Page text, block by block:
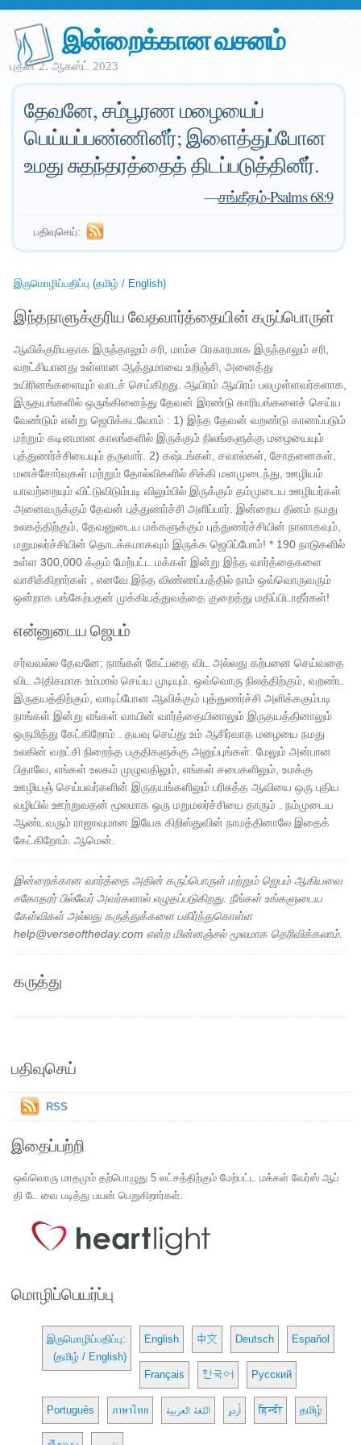
இன்றைக்கான வசனம்
புதன் 2. ஆகஸ்ட் 2023
தேவனே, சம்பூரண மழையைப்
பெய்யப்பண்ணினீர்; இளைத்துப்போன
உமது சுதந்தரத்தைத் திடப்படுத்தினீர்.
—சங்கீதம்-Psalms 68:9
பதிவுசெய்:
இருமொழிப்பதிப்பு (தமிழ் / English)
இந்தநாளுக்குரிய வேதவார்த்தையின் கருப்பொருள்
ஆவிக்குரியதாக இருந்தாலும் சரி, மாம்ச பிரகாரமாக இருந்தாலும் சரி,
வறட்சியானது உள்ளான ஆத்துமாவை உறிஞ்சி, அனைத்து
உயிரினங்களையும் வாடச் செய்கிறது. ஆயிரம் ஆயிரம் பலமுள்ளவர்களாக,
இருதயங்களில் ஒருங்கினைந்து தேவன் இரண்டு காரியங்களைச் செய்ய
வேண்டும் என்று ஜெபிக்கடவோம் : 1) இந்த தேவன் வறண்டு காணப்படும்
மற்றும் கடினமான காலங்களில் இருக்கும் நிலங்களுக்கு மழையையும்
புத்துணர்ச்சியையும் தருவார். 2) கஷ்டங்கள், சவால்கள், சோதனைகள்,
மனச்சோர்வுகள் மற்றும் தோல்விகளில் சிக்கி மனமுடைந்து, ஊழியம்
யாவற்றையும் விட்டுவிடும்படி விலும்பில் இருக்கும் தம்முடைய ஊழியர்கள்
அனைவருக்கும் தேவன் புத்துணர்ச்சி அளிப்பார். இன்றைய தினம் நமது
உலகத்திற்கும், தேவனுடைய மக்களுக்கும் புத்துணர்ச்சியின் நாளாகவும்,
மறுமலர்ச்சியின் தொடக்கமாகவும் இருக்க ஜெபிப்போம்! * 190 நாடுகளில்
உள்ள 300,000 க்கும் மேற்பட்ட மக்கள் இன்று இந்த வார்த்தைகளை
வாசிக்கிறார்கள் , எனவே இந்த விண்ணப்பத்தில் நாம் ஒவ்வொருவரும்
ஒன்றாக பங்கேற்பதன் முக்கியத்துவத்தை குறைத்து மதிப்பிடாதீர்கள்!
என்னுடைய ஜெபம்
சர்வவல்ல தேவனே; நாங்கள் கேட்பதை விட அல்லது கற்பனை செய்வதை
விட அதிகமாக உம்மால் செய்ய முடியும். ஒவ்வொரு நிலத்திற்கும், வறண்ட
இருதயத்திற்கும், வாடிப்போன ஆவிக்கும் புத்துணர்ச்சி அளிக்ககும்படி
நாங்கள் இன்று எங்கள் வாயின் வார்த்தையினாலும் இருதயத்தினாலும்
ஒருமித்து கேட்கிறோம் . தயவு செய்து உம் ஆசிர்வாத மழையை நமது
உலகின் வறட்சி நிறைந்த பகுதிகளுக்கு அனுப்புங்கள். மேலும் அன்பான
பிதாவே, எங்கள் உலகம் முழுவதிலும், எங்கள் சபைகளிலும், உமக்கு
ஊழியஞ் செய்பவர்களின் இருதயங்களிலும் பரிசுத்த ஆவியை ஒரு புதிய
வழியில் ஊற்றுவதன் மூலமாக ஒரு மறுமலர்ச்சியை தாரும் . நம்முடைய
ஆண்டவரும் ராஜாவுமான இயேசு கிறிஸ்துவின் நாமத்தினாலே இதைக்
கேட்கிறோம். ஆமென்.
இன்றைக்கான வார்த்தை அதின் கருப்பொருள் மற்றும் ஜெபம் ஆகியவை
சகோதரர் பில்வேர் அவர்களால் எழுதப்படுகிறது. நீங்கள் உங்களுடைய
கேள்விகள் அல்லது கருத்துக்களை பகிர்ந்துகொள்ள
help@verseoftheday.com என்ற மின்னஞ்சல் மூலமாக தெரிவிக்கலாம்.
கருத்து
பதிவுசெய்
RSS
இதைப்பற்றி
ஒவ்வொரு மாதமும் தற்பொழுது 5 லட்சத்திற்கும் மேற்பட்ட மக்கள் வேர்ஸ் ஆப்
தி டே வை படித்து பயன் பெறுகிறார்கள்.
மொழிப்பெயர்ப்பு
இருமொழிப்பதிப்பு:
(தமிழ் / English)
English 中文 Deutsch Español
Français 한국어 Русский
Português ภาษาไทย اللغة العربية اُردو हिन्दी தமிழ்